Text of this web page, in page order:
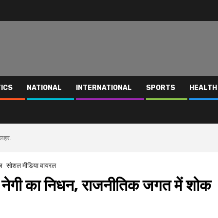
NATIONAL INTERNATIONAL SPORTS HEALTH
सोशल मीडिया वायरल
का निधन, राजनीतिक जगत में शोक